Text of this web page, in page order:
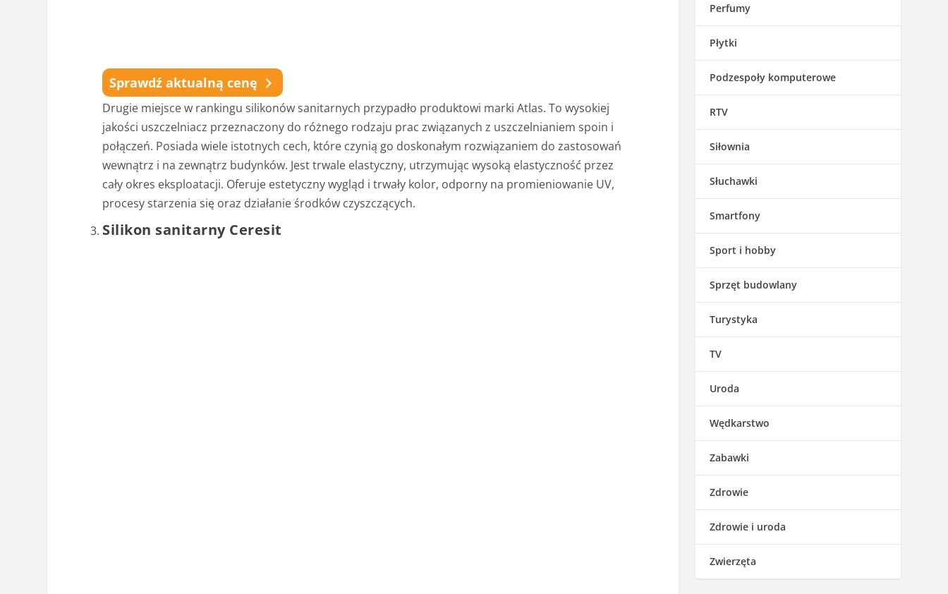
Sprawdź aktualną cenę
Drugie miejsce w rankingu silikonów sanitarnych przypadło produktowi marki Atlas. To wysokiej
jakości uszczelniacz przeznaczony do różnego rodzaju prac związanych z uszczelnianiem spoin i
połączeń. Posiada wiele istotnych cech, które czynią go doskonałym rozwiązaniem do zastosowań
wewnątrz i na zewnątrz budynków. Jest trwale elastyczny, utrzymując wysoką elastyczność przez
cały okres eksploatacji. Oferuje estetyczny wygląd i trwały kolor, odporny na promieniowanie UV,
procesy starzenia się oraz działanie środków czyszczących.
Silikon sanitarny Ceresit
Perfumy
Płytki
Podzespoły komputerowe
RTV
Siłownia
Słuchawki
Smartfony
Sport i hobby
Sprzęt budowlany
Turystyka
TV
Uroda
Wędkarstwo
Zabawki
Zdrowie
Zdrowie i uroda
Zwierzęta